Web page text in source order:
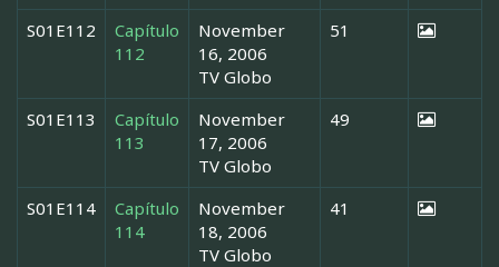
S01E112
Capítulo
112
November
16, 2006
TV Globo
51
S01E113
Capítulo
113
November
17, 2006
TV Globo
49
S01E114
Capítulo
114
November
18, 2006
TV Globo
41